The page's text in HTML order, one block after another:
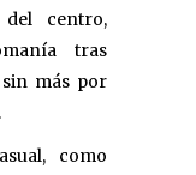
centro,
tras
más por
como